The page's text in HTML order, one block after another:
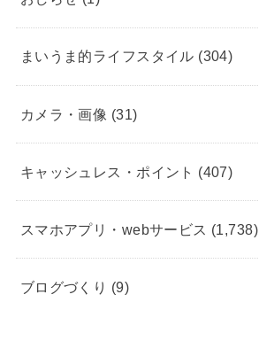
まいうま的ライフスタイル (304)
カメラ・画像 (31)
キャッシュレス・ポイント (407)
スマホアプリ・webサービス (1,738)
ブログづくり (9)